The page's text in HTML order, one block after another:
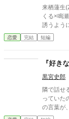
来栖蓮生
くる×鳴
誘うよう
恋が始まる
恋愛 完結 短編
『好き
黒宮史郎
隣で話せ
っていたのに―― ある日、聞いて
の言葉が、
きな人が、自分じゃな